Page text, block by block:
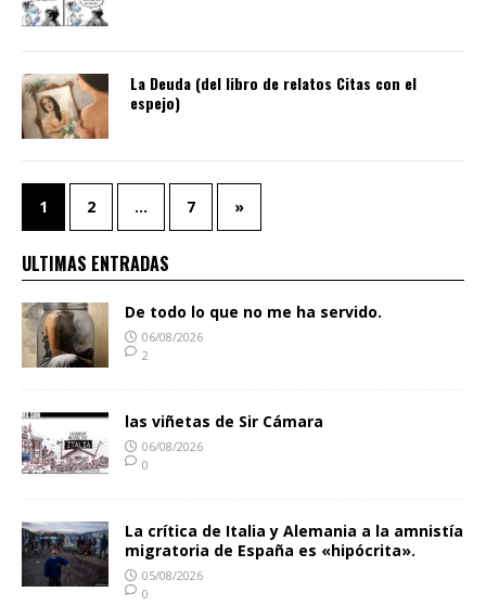
La Deuda (del libro de relatos Citas con el
espejo)
1 2 … 7 »
ULTIMAS ENTRADAS
De todo lo que no me ha servido.
06/08/2026
2
las viñetas de Sir Cámara
06/08/2026
0
La crítica de Italia y Alemania a la amnistía
migratoria de España es «hipócrita».
05/08/2026
0